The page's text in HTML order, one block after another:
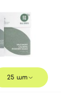
25 шт